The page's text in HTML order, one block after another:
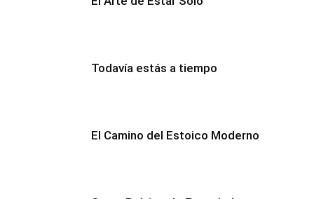
Todavía estás a tiempo
El Camino del Estoico Moderno